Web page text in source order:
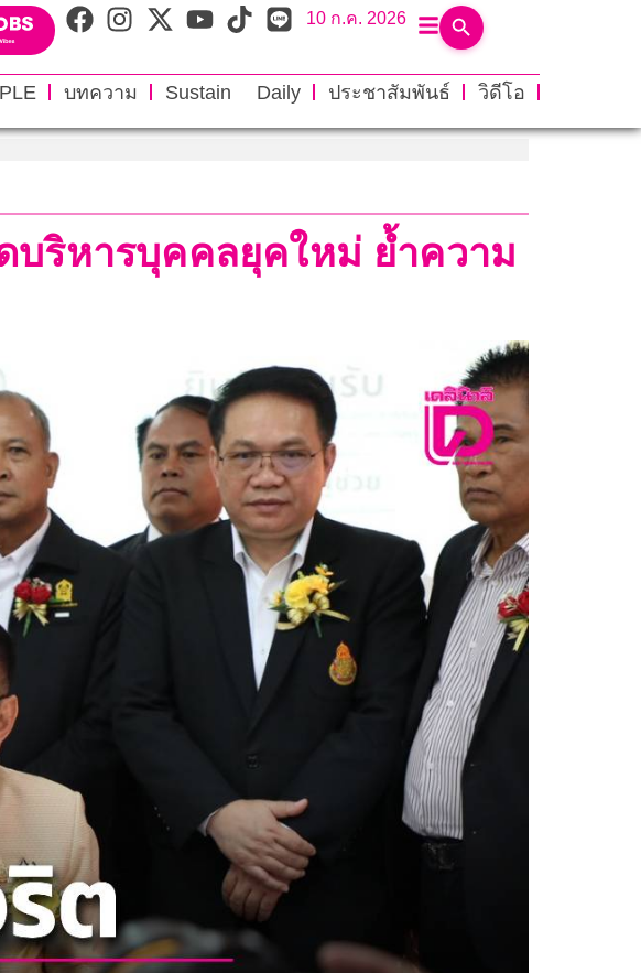
10 ก.ค. 2026
บทความ Sustain Daily ประชาสัมพันธ์
วิดีโอ
บริหารบุคคลยุคใหม่ ย้ำความ